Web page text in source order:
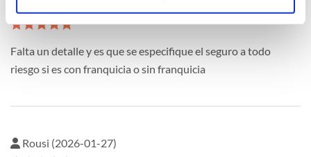
Falta un detalle y es que se especifique el seguro a todo
riesgo si es con franquicia o sin franquicia
Rousi (2026-01-27)